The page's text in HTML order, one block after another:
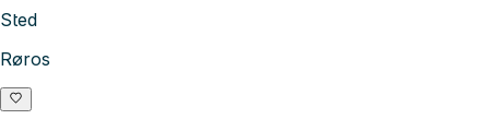
Sted
Røros